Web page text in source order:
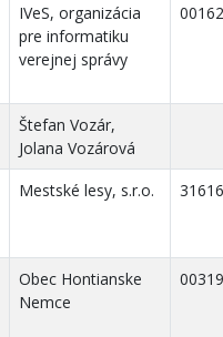
IVeS, organizácia
pre informatiku
verejnej správy
Štefan Vozár,
Jolana Vozárová
Mestské lesy, s.r.o.
Obec Hontianske
Nemce